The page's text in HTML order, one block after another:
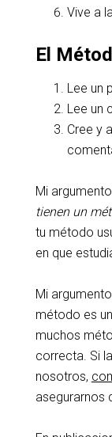
Vive a
El
Lee un
Lee un
Cree y
Mi
tienen un
tu método
en que
Mi
método es
muchos
correcta. Si
nosotros,
asegurarnos